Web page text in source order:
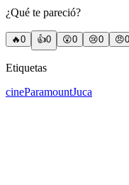
¿Qué te pareció?
🔥0 👍0 😲0 😢0 😠0
Etiquetas
cineParamountJuca